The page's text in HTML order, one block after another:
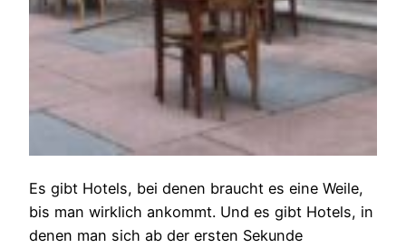
Es gibt Hotels, bei denen braucht es eine Weile,
bis man wirklich ankommt. Und es gibt Hotels, in
denen man sich ab der ersten Sekunde